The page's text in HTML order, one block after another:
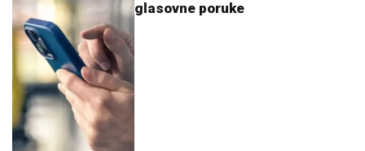
glasovne poruke